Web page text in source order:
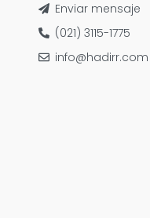
Enviar mensaje
(021) 3115-1775
info@hadirr.com